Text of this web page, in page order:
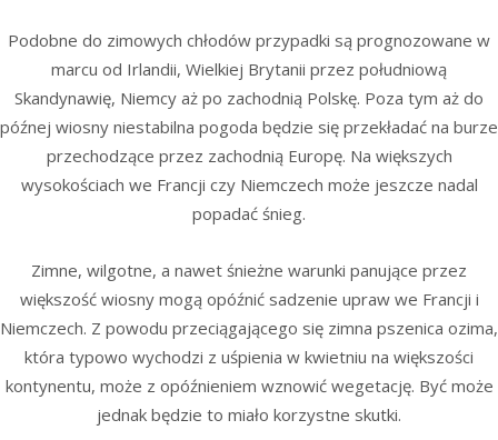
Podobne do zimowych chłodów przypadki są prognozowane w
marcu od Irlandii, Wielkiej Brytanii przez południową
Skandynawię, Niemcy aż po zachodnią Polskę. Poza tym aż do
późnej wiosny niestabilna pogoda będzie się przekładać na burze
przechodzące przez zachodnią Europę. Na większych
wysokościach we Francji czy Niemczech może jeszcze nadal
popadać śnieg.
Zimne, wilgotne, a nawet śnieżne warunki panujące przez
większość wiosny mogą opóźnić sadzenie upraw we Francji i
Niemczech. Z powodu przeciągającego się zimna pszenica ozima,
która typowo wychodzi z uśpienia w kwietniu na większości
kontynentu, może z opóźnieniem wznowić wegetację. Być może
jednak będzie to miało korzystne skutki.